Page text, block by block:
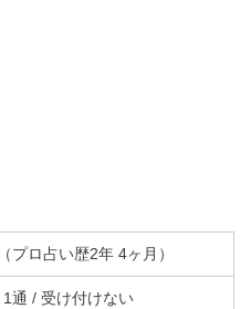
プロ占い歴2年 4ヶ月）
通 / 受け付けない